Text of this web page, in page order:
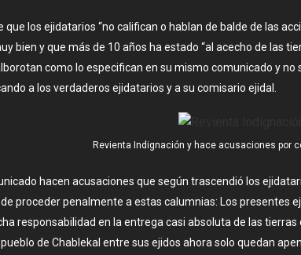
que los ejidatarios “no califican o hablan de balde de las
bien y que más de 10 años ha estado “al acecho de las
como lo especifican en su mismo comunicado y no
a los verdaderos ejidatarios y a su comisario ejidal.
Revienta Indignación y hace acusaciones por
hacen acusaciones que según trascendió los
proceder penalmente a estas calumnias: Los presentes
responsabilidad en la entrega casi absoluta de las
de Chablekal entre sus ejidos ahora solo quedan